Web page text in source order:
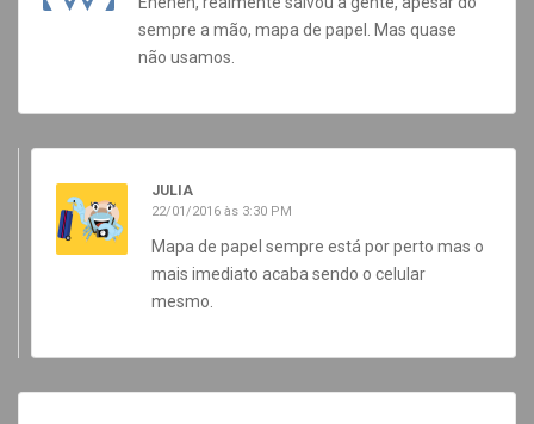
sempre a mão, mapa de papel. Mas quase
não usamos.
JULIA
22/01/2016 às 3:30 PM
Mapa de papel sempre está por perto mas o
mais imediato acaba sendo o celular
mesmo.